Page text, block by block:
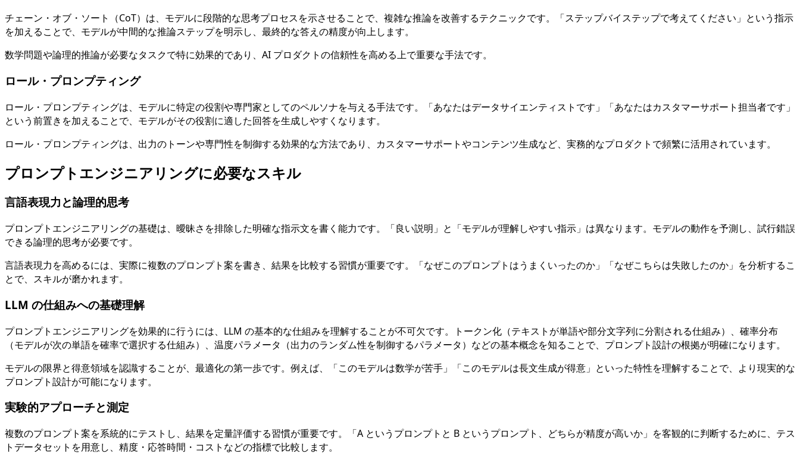
チェーン・オブ・ソート（CoT）は、モデルに段階的な思考プロセスを示させることで、複雑な推論を改善するテクニックです。「ステップバイステップで考えてください」という指示
を加えることで、モデルが中間的な推論ステップを明示し、最終的な答えの精度が向上します。
数学問題や論理的推論が必要なタスクで特に効果的であり、AI プロダクトの信頼性を高める上で重要な手法です。
ロール・プロンプティング
ロール・プロンプティングは、モデルに特定の役割や専門家としてのペルソナを与える手法です。「あなたはデータサイエンティストです」「あなたはカスタマーサポート担当者です」
という前置きを加えることで、モデルがその役割に適した回答を生成しやすくなります。
ロール・プロンプティングは、出力のトーンや専門性を制御する効果的な方法であり、カスタマーサポートやコンテンツ生成など、実務的なプロダクトで頻繁に活用されています。
プロンプトエンジニアリングに必要なスキル
言語表現力と論理的思考
プロンプトエンジニアリングの基礎は、曖昧さを排除した明確な指示文を書く能力です。「良い説明」と「モデルが理解しやすい指示」は異なります。モデルの動作を予測し、試行錯誤
できる論理的思考が必要です。
言語表現力を高めるには、実際に複数のプロンプト案を書き、結果を比較する習慣が重要です。「なぜこのプロンプトはうまくいったのか」「なぜこちらは失敗したのか」を分析するこ
とで、スキルが磨かれます。
LLM の仕組みへの基礎理解
プロンプトエンジニアリングを効果的に行うには、LLM の基本的な仕組みを理解することが不可欠です。トークン化（テキストが単語や部分文字列に分割される仕組み）、確率分布
（モデルが次の単語を確率で選択する仕組み）、温度パラメータ（出力のランダム性を制御するパラメータ）などの基本概念を知ることで、プロンプト設計の根拠が明確になります。
モデルの限界と得意領域を認識することが、最適化の第一歩です。例えば、「このモデルは数学が苦手」「このモデルは長文生成が得意」といった特性を理解することで、より現実的な
プロンプト設計が可能になります。
実験的アプローチと測定
複数のプロンプト案を系統的にテストし、結果を定量評価する習慣が重要です。「A というプロンプトと B というプロンプト、どちらが精度が高いか」を客観的に判断するために、テス
トデータセットを用意し、精度・応答時間・コストなどの指標で比較します。